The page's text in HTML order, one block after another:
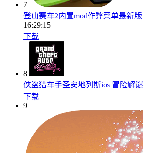
7
登山赛车2内置mod作弊菜单最新版
16:29:15
下载
8
侠盗猎车手圣安地列斯ios 冒险解谜
下载
9